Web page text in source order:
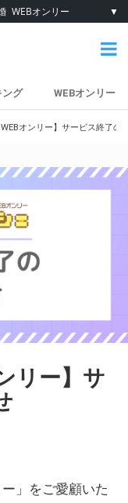
WEBオンリー ▼
ング WEBオンリー
WEBオンリー】サービス終了の
リー】サ
」をご愛顧いた